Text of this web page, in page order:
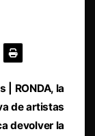
| RONDA, la
de artistas
devolver la